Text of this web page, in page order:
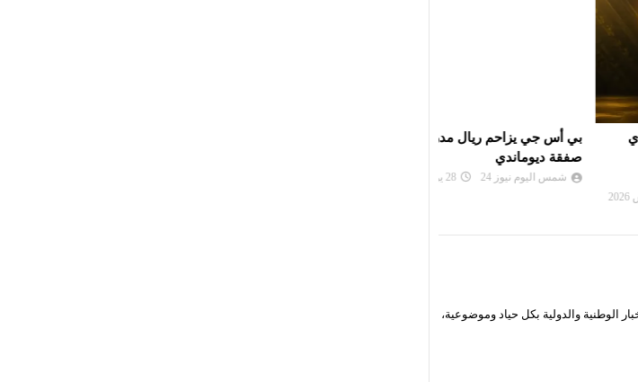
جي يزاحم ريال مدريد في
ديوماندي
شمس اليوم نيوز 24 28 يوليو 2026
الوطنية والدولية بكل حياد وموضوعية،